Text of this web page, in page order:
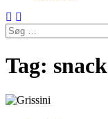
Søg
efter:
Tag: snack